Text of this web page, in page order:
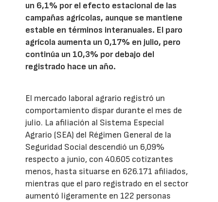
un 6,1% por el efecto estacional de las
campañas agrícolas, aunque se mantiene
estable en términos interanuales. El paro
agrícola aumenta un 0,17% en julio, pero
continúa un 10,3% por debajo del
registrado hace un año.
El mercado laboral agrario registró un
comportamiento dispar durante el mes de
julio. La afiliación al Sistema Especial
Agrario (SEA) del Régimen General de la
Seguridad Social descendió un 6,09%
respecto a junio, con 40.605 cotizantes
menos, hasta situarse en 626.171 afiliados,
mientras que el paro registrado en el sector
aumentó ligeramente en 122 personas